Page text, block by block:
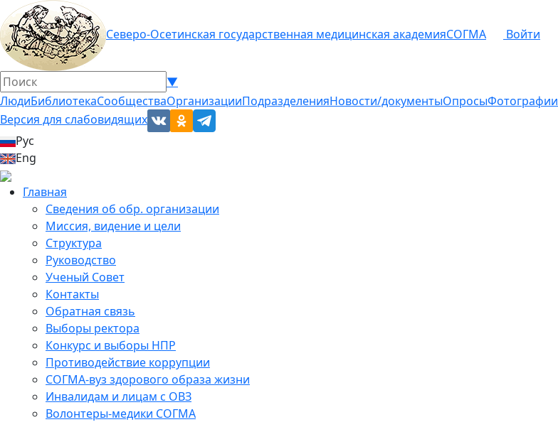
Северо-Осетинская государственная медицинская академияСОГМА Войти
▼
ЛюдиБиблиотекаСообществаОрганизацииПодразделенияНовости/документыОпросыФотографии
Версия для слабовидящих
Рус
Eng
Главная
Сведения об обр. организации
Миссия, видение и цели
Структура
Руководство
Ученый Совет
Контакты
Обратная связь
Выборы ректора
Конкурс и выборы НПР
Противодействие коррупции
СОГМА-вуз здорового образа жизни
Инвалидам и лицам с ОВЗ
Волонтеры-медики СОГМА